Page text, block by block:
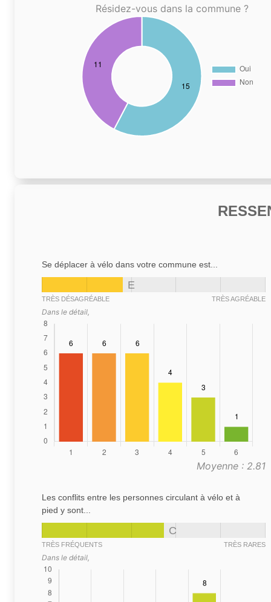
Résidez-vous dans la commune ?
Se déplacer à vélo dans votre commune est...
E
TRÈS DÉSAGRÉABLE TRÈS AGRÉABLE
Dans le détail,
Moyenne : 2.81
Les conflits entre les personnes circulant à vélo et à
pied y sont...
C
TRÈS FRÉQUENTS TRÈS RARES
Dans le détail,